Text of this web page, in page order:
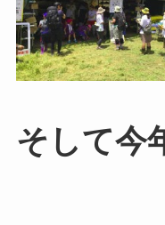
そして今